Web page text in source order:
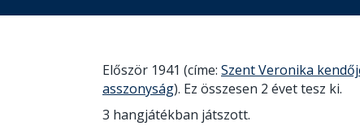
Először 1941 (címe: Szent Veronika
asszonyság). Ez összesen 2 évet tesz ki.
3 hangjátékban játszott.